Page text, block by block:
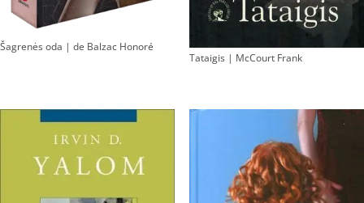
Šagrenės oda | de Balzac Honoré
Tataigis | McCourt Frank